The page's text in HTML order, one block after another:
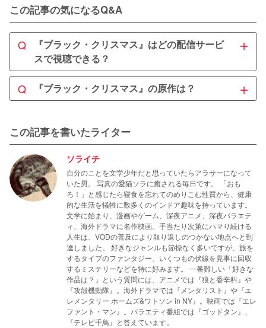
この記事の気になるQ&A
Q
『ブラック・クリスマス』はどの配信サービ
スで視聴できる？
＋
A
『ブラック・クリスマス』はU-NEXTで独占見放題配信中
です！他のサービスでは視聴に追加料金が必要となりま
Q 『ブラック・クリスマス』の原作は？ ＋
作された、映画『暗闇にベルが鳴る』(1974年)のリメイク
作品です。ただし設定やストーリー展開には大きな違いが
見られます。
この記事を書いたライター
ソライチ
自分のことを文学少年だと思っていたらアラサーになって
いた男。 写真の愛猫ソラに癒される毎日です。 「おも
ろ！」と感じたら寝食を忘れてのめりこむ性質から、健康
的な生活を犠牲に数多くのインドア趣味を持っています。
文学に始まり、漫画やゲーム、深夜アニメ、深夜バラエテ
ィ、海外ドラマに名作映画。手当たり次第にハマり続ける
人生は、VODの普及により取り返しのつかない地点へと到
達しました。 好きなジャンルも節操なく多いですが、旅を
するタイプのファンタジー、いくつもの伏線を見事に回収
するミステリーなどを特に好みます。 一番難しい「好きな
作品は？」という質問には、アニメでは『狼と香辛料』や
『攻殻機動隊』。海外ドラマでは『メンタリスト』や『エ
レメンタリー ホームズ&ワトソン in NY』。映画では『エレ
ファント・マン』。バラエティ番組では『ゴッドタン』、
『テレビ千鳥』と答えています。